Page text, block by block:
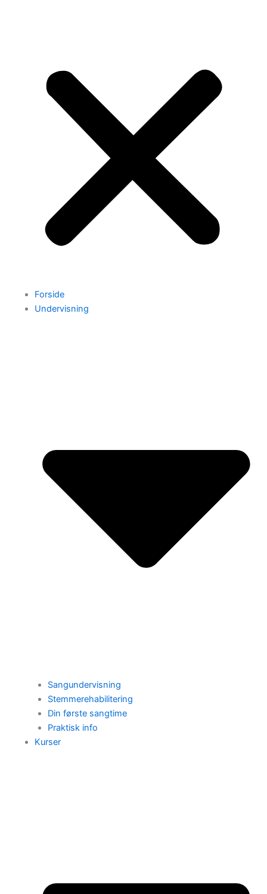
Forside
Undervisning
Sangundervisning
Stemmerehabilitering
Din første sangtime
Praktisk info
Kurser